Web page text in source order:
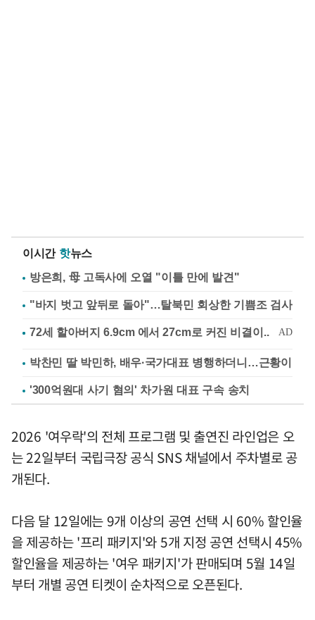
이시간 핫뉴스
방은희, 母 고독사에 오열 "이틀 만에 발견"
"바지 벗고 앞뒤로 돌아"…탈북민 회상한 기쁨조 검사
박찬민 딸 박민하, 배우·국가대표 병행하더니…근황이
'300억원대 사기 혐의' 차가원 대표 구속 송치
2026 '여우락'의 전체 프로그램 및 출연진 라인업은 오
는 22일부터 국립극장 공식 SNS 채널에서 주차별로 공
개된다.
다음 달 12일에는 9개 이상의 공연 선택 시 60% 할인율
을 제공하는 '프리 패키지'와 5개 지정 공연 선택시 45%
할인율을 제공하는 '여우 패키지'가 판매되며 5월 14일
부터 개별 공연 티켓이 순차적으로 오픈된다.